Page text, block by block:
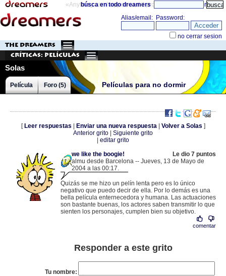
«Anything can happen and it probably will» directorio
búsca en todo dreamers
THE DREAMERS
Críticas: Películas
Solas
Películas para no dormir
Película Foro (5)
[ Leer respuestas Enviar una nueva respuesta| Volver a Solas ]
Anterior grito
Siguiente grito
editar grito
we like the boogie!
Le dio 7 puntos
almu desde Barcelona -- Jueves, 13 de Mayo de
2004 a las 00:17.
Quizás se me hizo un pelín lenta pero es lo único
negativo que puedo decir de ella. Por lo demás es una
bella película enternecedora y humana. Las actuaciones
son bastante buenas, los actores saben transmitir lo que
sienten los personajes, cumplen bien su objetivo.
comentar
Responder a este grito
Tu nombre: